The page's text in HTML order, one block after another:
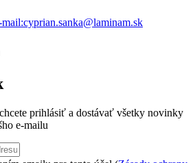
mail:cyprian.sanka@laminam.sk
prihlásiť a dostávať všetky novinky
e-mailu